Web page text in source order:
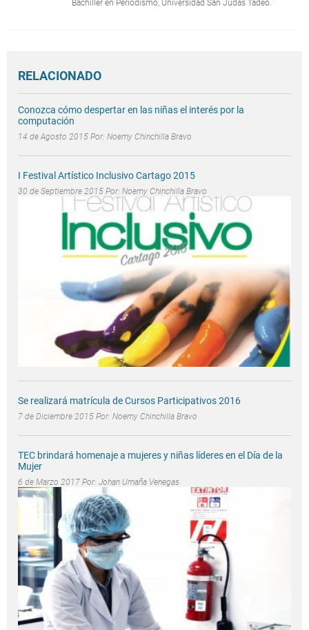
Bachiller en Periodismo, Universidad San Judas Tadeo.
RELACIONADO
Conozca cómo despertar en las niñas el interés por la
computación
14 de Agosto 2015 Por: Noemy Chinchilla Bravo
I Festival Artístico Inclusivo Cartago 2015
30 de Septiembre 2015 Por: Noemy Chinchilla Bravo
Se realizará matrícula de Cursos Participativos 2016
7 de Diciembre 2015 Por: Noemy Chinchilla Bravo
TEC brindará homenaje a mujeres y niñas líderes en el Día de la
Mujer
6 de Marzo 2017 Por: Johan Umaña Venegas